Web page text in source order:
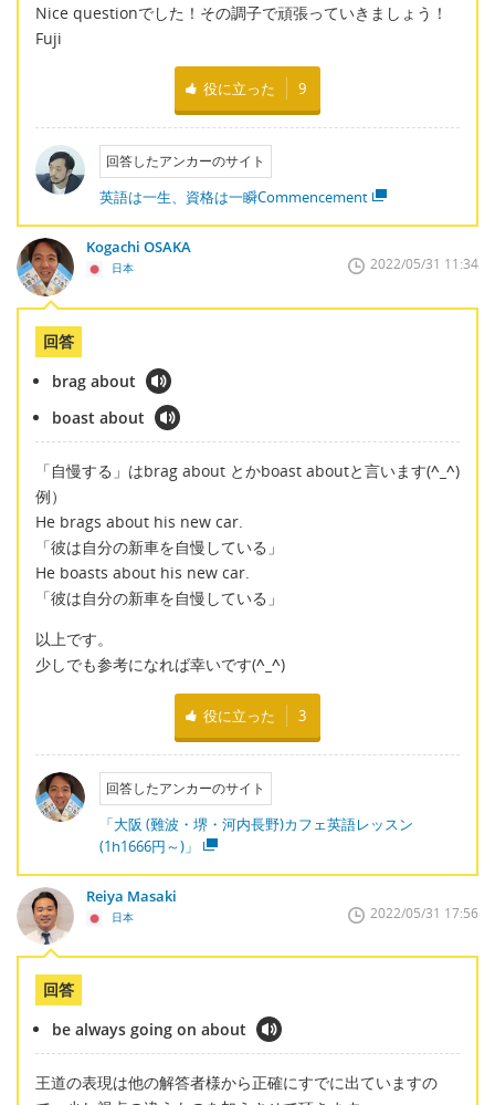
Nice questionでした！その調子で頑張っていきましょう！
Fuji
役に立った 9
回答したアンカーのサイト
英語は一生、資格は一瞬Commencement
Kogachi OSAKA
日本 2022/05/31 11:34
回答
brag about
boast about
「自慢する」はbrag about とかboast aboutと言います(^_^)
例）
He brags about his new car.
「彼は自分の新車を自慢している」
He boasts about his new car.
「彼は自分の新車を自慢している」
以上です。
少しでも参考になれば幸いです(^_^)
役に立った 3
回答したアンカーのサイト
「大阪 (難波・堺・河内長野)カフェ英語レッスン
(1h1666円～)」
Reiya Masaki
日本 2022/05/31 17:56
回答
be always going on about
王道の表現は他の解答者様から正確にすでに出ていますの